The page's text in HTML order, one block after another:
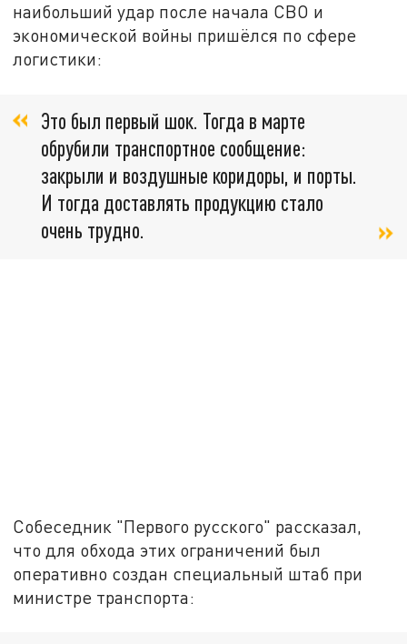
наибольший удар после начала СВО и
экономической войны пришёлся по сфере
логистики:
Это был первый шок. Тогда в марте
обрубили транспортное сообщение:
закрыли и воздушные коридоры, и порты.
И тогда доставлять продукцию стало
очень трудно.
Собеседник "Первого русского" рассказал,
что для обхода этих ограничений был
оперативно создан специальный штаб при
министре транспорта: